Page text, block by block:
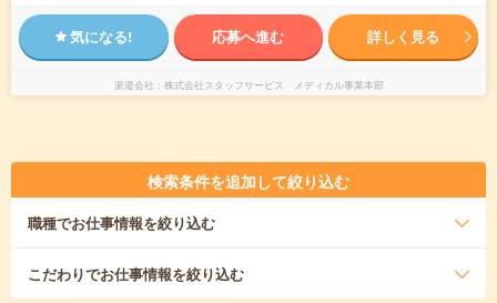
気になる! 応募へ進む 詳しく見る
派遣会社 株式会社スタッフサービス メディカル事業本部
検索条件を追加して絞り込む
職種でお仕事情報を絞り込む
こだわりでお仕事情報を絞り込む